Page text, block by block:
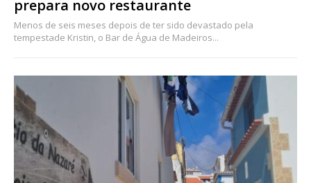
prepara novo restaurante
Menos de seis meses depois de ter sido devastado pela
tempestade Kristin, o Bar de Água de Madeiros...